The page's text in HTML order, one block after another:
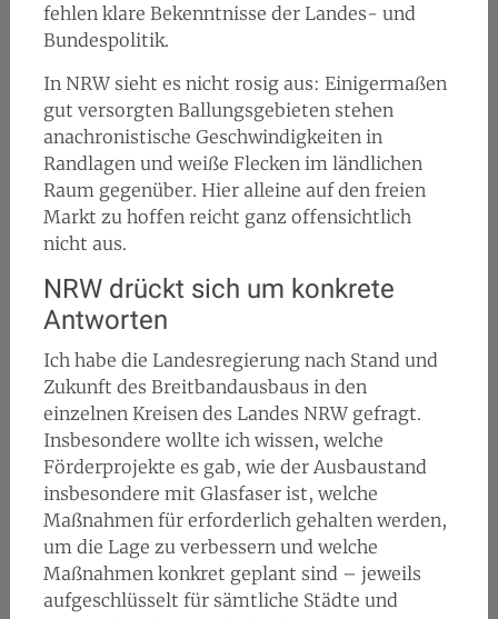
fehlen klare Bekenntnisse der Landes- und
Bundespolitik.
In NRW sieht es nicht rosig aus: Einigermaßen
gut versorgten Ballungsgebieten stehen
anachronistische Geschwindigkeiten in
Randlagen und weiße Flecken im ländlichen
Raum gegenüber. Hier alleine auf den freien
Markt zu hoffen reicht ganz offensichtlich
nicht aus.
NRW drückt sich um konkrete
Antworten
Ich habe die Landesregierung nach Stand und
Zukunft des Breitbandausbaus in den
einzelnen Kreisen des Landes NRW gefragt.
Insbesondere wollte ich wissen, welche
Förderprojekte es gab, wie der Ausbaustand
insbesondere mit Glasfaser ist, welche
Maßnahmen für erforderlich gehalten werden,
um die Lage zu verbessern und welche
Maßnahmen konkret geplant sind – jeweils
aufgeschlüsselt für sämtliche Städte und